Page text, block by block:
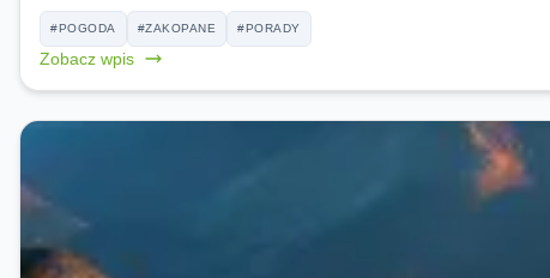
#POGODA #ZAKOPANE #PORADY
Zobacz wpis